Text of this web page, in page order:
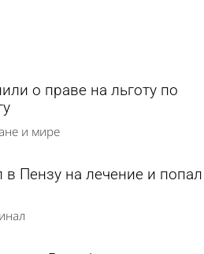
о праве на льготу по
и мире
в Пензу на лечение и попал